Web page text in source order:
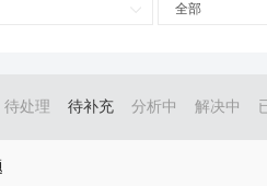
全部
待处理 待补充 分析中 解决中